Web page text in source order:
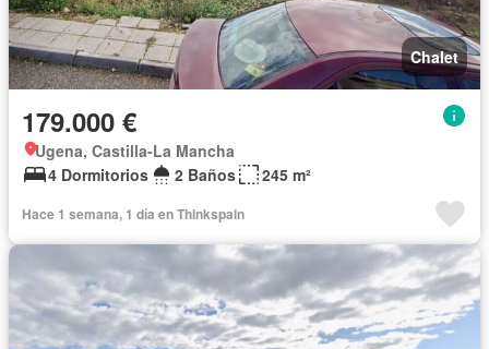
Chalet
179.000 €
Ugena, Castilla-La Mancha
4 Dormitorios
2 Baños 245 m²
Hace 1 semana, 1 día en Thinkspain